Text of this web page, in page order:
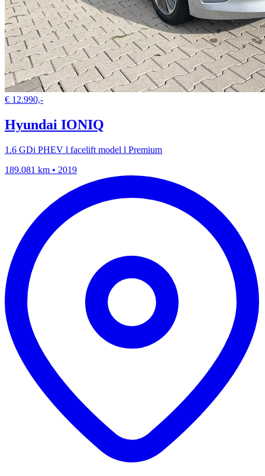
€ 12.990,-
Hyundai IONIQ
1.6 GDi PHEV l facelift model l Premium
189.081 km • 2019